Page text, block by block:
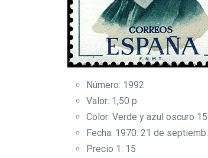
Número: 1992
Valor: 1,50 p.
Color: Verde y azul oscuro 15
Fecha: 1970. 21 de septiemb.
Precio 1: 15